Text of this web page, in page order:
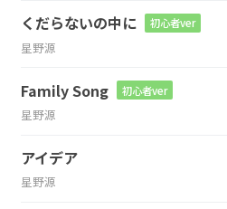
くだらないの中に 初心者ver
星野源
Family Song 初心者ver
星野源
アイデア
星野源